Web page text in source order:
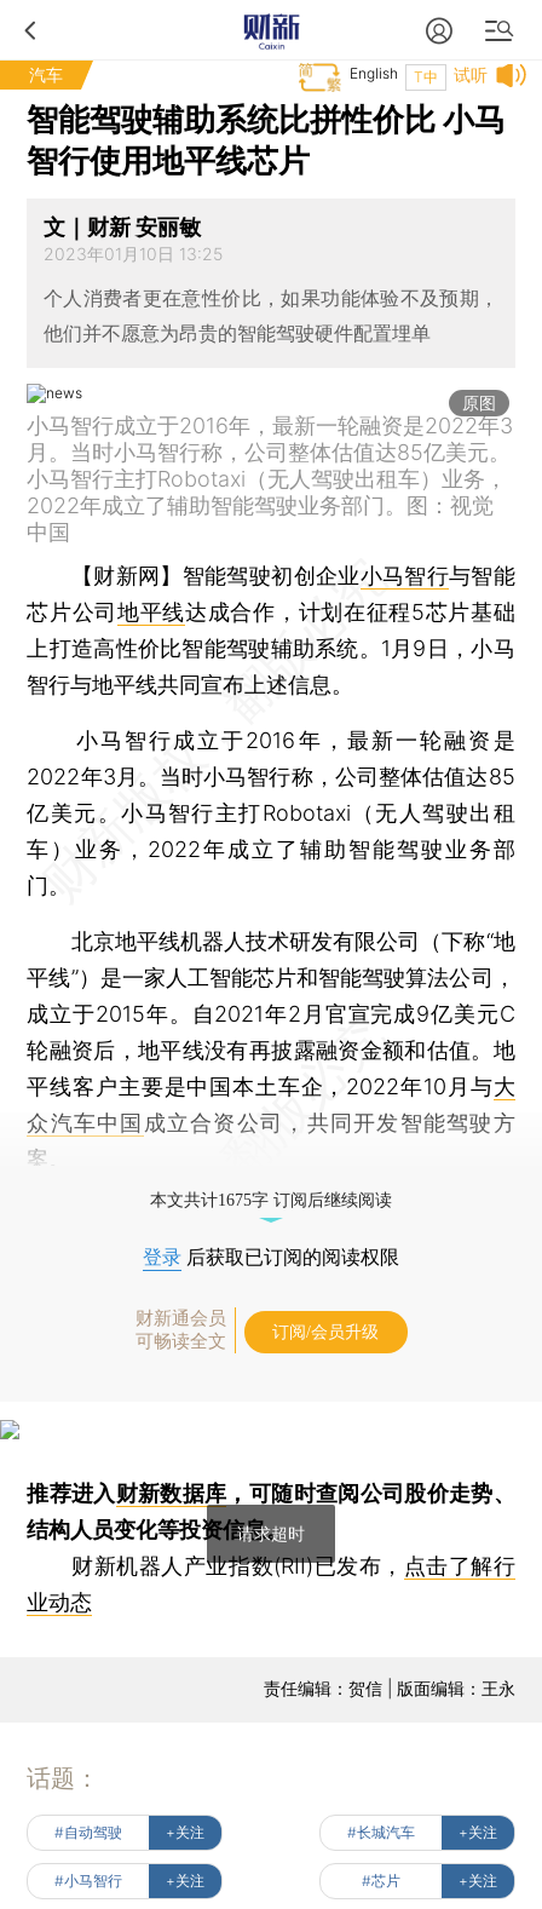
汽车 试听
T中
English
智能驾驶辅助系统比拼性价比 小马
智行使用地平线芯片
文｜财新 安丽敏
2023年01月10日 13:25
个人消费者更在意性价比，如果功能体验不及预期，
他们并不愿意为昂贵的智能驾驶硬件配置埋单
原图
小马智行成立于2016年，最新一轮融资是2022年3
月。当时小马智行称，公司整体估值达85亿美元。
小马智行主打Robotaxi（无人驾驶出租车）业务，
2022年成立了辅助智能驾驶业务部门。图：视觉
中国
【财新网】 智能驾驶初创企业小马智行与智能
芯片公司地平线达成合作，计划在征程5芯片基础
上打造高性价比智能驾驶辅助系统。1月9日，小马
智行与地平线共同宣布上述信息。
小马智行成立于2016年，最新一轮融资是
2022年3月。当时小马智行称，公司整体估值达85
亿美元。小马智行主打Robotaxi（无人驾驶出租
车）业务，2022年成立了辅助智能驾驶业务部
门。
北京地平线机器人技术研发有限公司（下称“地
平线”）是一家人工智能芯片和智能驾驶算法公司，
成立于2015年。自2021年2月官宣完成9亿美元C
轮融资后，地平线没有再披露融资金额和估值。地
平线客户主要是中国本土车企，2022年10月与大
众汽车中国 成立合资公司，共同开发智能驾驶方
案。
本文共计1675字 订阅后继续阅读
登录 后获取已订阅的阅读权限
财新通会员
可畅读全文
订阅/会员升级
推荐进入财新数据库 ，可随时查阅公司股价走势、
结构人员变化等投资信息。
财新机器人产业指数(RII)已发布， 点击了解行
业动态
责任编辑：贺信 | 版面编辑：王永
话题：
#自动驾驶 +关注 #长城汽车 +关注
#小马智行 +关注 #芯片 +关注
请求超时